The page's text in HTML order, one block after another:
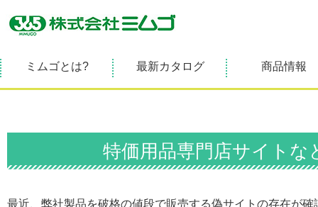
ミムゴとは? 最新カタログ 商品情報
特価用品専門店サイト
最近、弊社製品を破格の値段で販売する偽サイトの存在が